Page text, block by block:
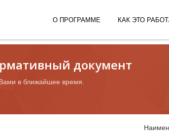
О ПРОГРАММЕ КАК ЭТО
документ
в ближайшее время.